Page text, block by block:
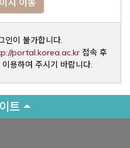
지 이동
인이 불가합니다.
portal.korea.ac.krOpens a
접속 후
용하여 주시기 바랍니다.
트
window